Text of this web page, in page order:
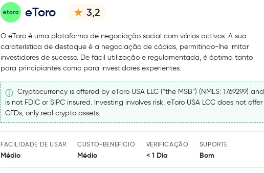
eToro 3,2
O eToro é uma plataforma de negociação social com vários activos. A sua
caraterística de destaque é a negociação de cópias, permitindo-lhe imitar
investidores de sucesso. De fácil utilização e regulamentada, é óptima tanto
para principiantes como para investidores experientes.
Cryptocurrency is offered by eToro USA LLC (“the MSB”) (NMLS: 1769299) and
is not FDIC or SIPC insured. Investing involves risk. eToro USA LCC does not offer
CFDs, only real crypto assets.
FACILIDADE DE USAR
Médio
CUSTO-BENEFÍCIO
Médio
VERIFICAÇÃO
< 1 Dia
SUPORTE
Bom